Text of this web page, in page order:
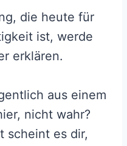
die heute für
ist, werde
erklären.
aus einem
nicht wahr?
scheint es dir,